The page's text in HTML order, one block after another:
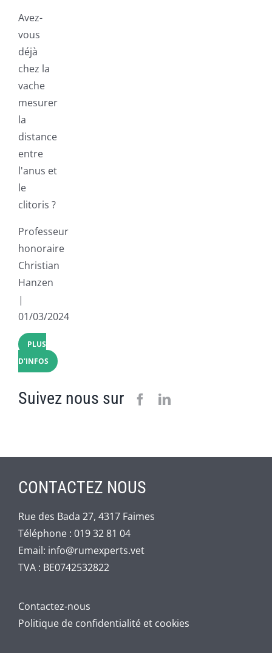
Avez-
vous
déjà
chez la
vache
mesurer
la
distance
entre
l'anus et
le
clitoris ?
Professeur
honoraire
Christian
Hanzen
|
01/03/2024
PLUS
D'INFOS
Suivez nous sur
CONTACTEZ NOUS
Rue des Bada 27, 4317 Faimes
Téléphone : 019 32 81 04
Email: info@rumexperts.vet
TVA : BE0742532822
Contactez-nous
Politique de confidentialité et cookies